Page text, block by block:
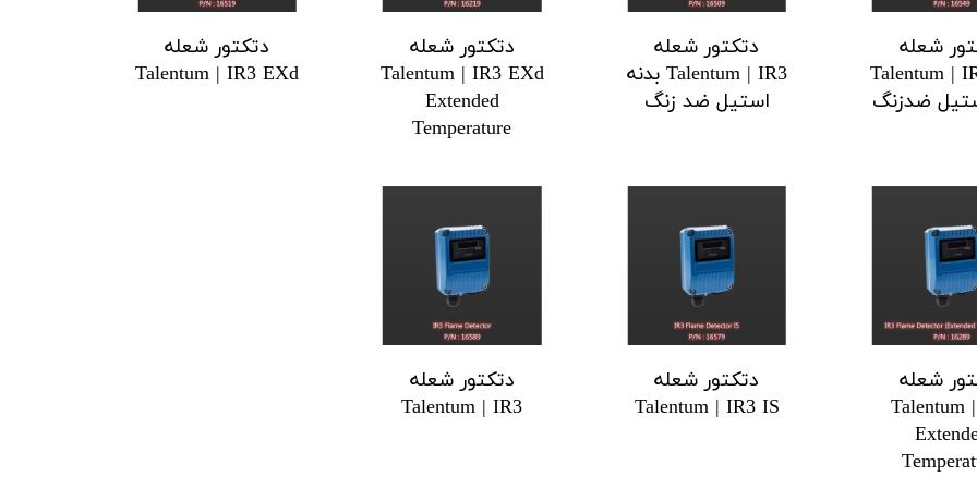
شعله
Talentum |
ضدزنگ
دتکتور شعله
Talentum | IR3 بدنه
استیل ضد زنگ
دتکتور شعله
Talentum | IR3 EXd
Extended
Temperature
دتکتور شعله
Talentum | IR3 EXd
شعله
Talentum
دتکتور شعله
Talentum | IR3 IS
دتکتور شعله
Talentum | IR3